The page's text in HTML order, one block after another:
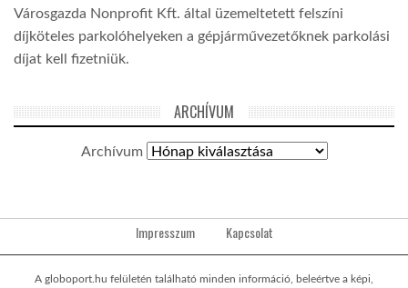
Városgazda Nonprofit Kft. által üzemeltetett felszíni
díjköteles parkolóhelyeken a gépjárművezetőknek parkolási
díjat kell fizetniük.
ARCHÍVUM
Archívum
Impresszum Kapcsolat
A globoport.hu felületén található minden információ, beleértve a képi,